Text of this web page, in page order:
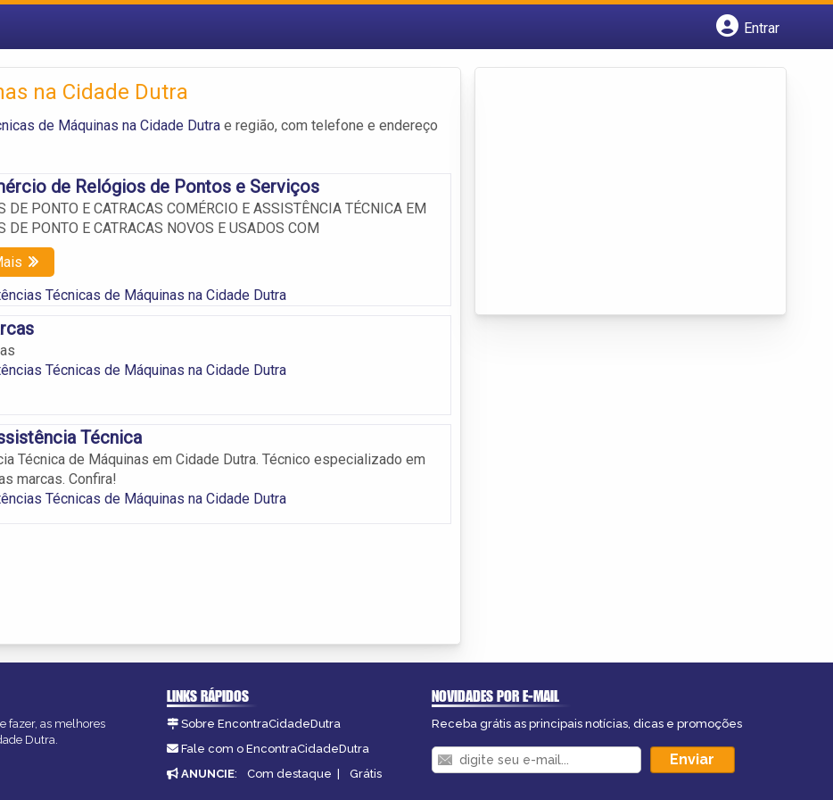
Entrar
na Cidade Dutra
de Máquinas na Cidade Dutra e região, com telefone e endereço
de Relógios de Pontos e Serviços
DE PONTO E CATRACAS COMÉRCIO E ASSISTÊNCIA TÉCNICA EM
DE PONTO E CATRACAS NOVOS E USADOS COM
Técnicas de Máquinas na Cidade Dutra
Técnicas de Máquinas na Cidade Dutra
Técnica
Técnica de Máquinas em Cidade Dutra. Técnico especializado em
marcas. Confira!
Técnicas de Máquinas na Cidade Dutra
fazer, as melhores
Dutra.
LINKS RÁPIDOS
Sobre EncontraCidadeDutra
Fale com o EncontraCidadeDutra
ANUNCIE: Com destaque | Grátis
NOVIDADES POR E-MAIL
Receba grátis as principais notícias, dicas e promoções